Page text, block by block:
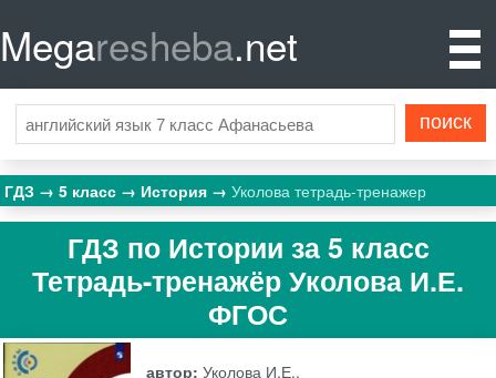
Megaresheba.net
ГДЗ 5 класс История Уколова тетрадь-тренажер
ГДЗ по Истории за 5 класс
Тетрадь-тренажёр Уколова И.Е.
ФГОС
автор:Уколова И.Е..